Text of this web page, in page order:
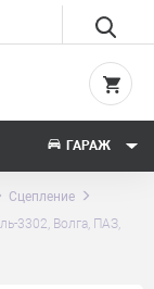
ГАРАЖ
Сцепление
3302, Волга, ПАЗ,